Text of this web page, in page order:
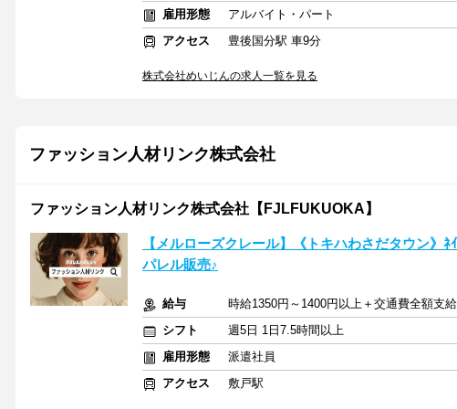
雇用形態
アルバイト・パート
アクセス
豊後国分駅 車9分
株式会社めいじんの求人一覧を見る
ファッション人材リンク株式会社
ファッション人材リンク株式会社【FJLFUKUOKA】
【メルローズクレール】《トキハわさだタウン
パレル販売♪
給与
時給1350円～1400円以上＋交通費全額支
シフト
週5日 1日7.5時間以上
雇用形態
派遣社員
アクセス
敷戸駅